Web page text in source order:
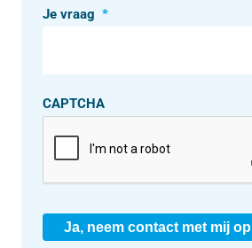
Je vraag *
CAPTCHA
Ja, neem contact met mij op